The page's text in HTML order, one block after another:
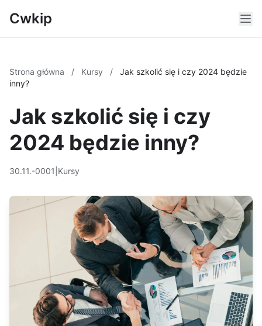
Cwkip
Strona główna / Kursy /
Jak szkolić się i czy 2024 będzie
inny?
Jak szkolić się i czy
2024 będzie inny?
30.11.-0001 Kursy